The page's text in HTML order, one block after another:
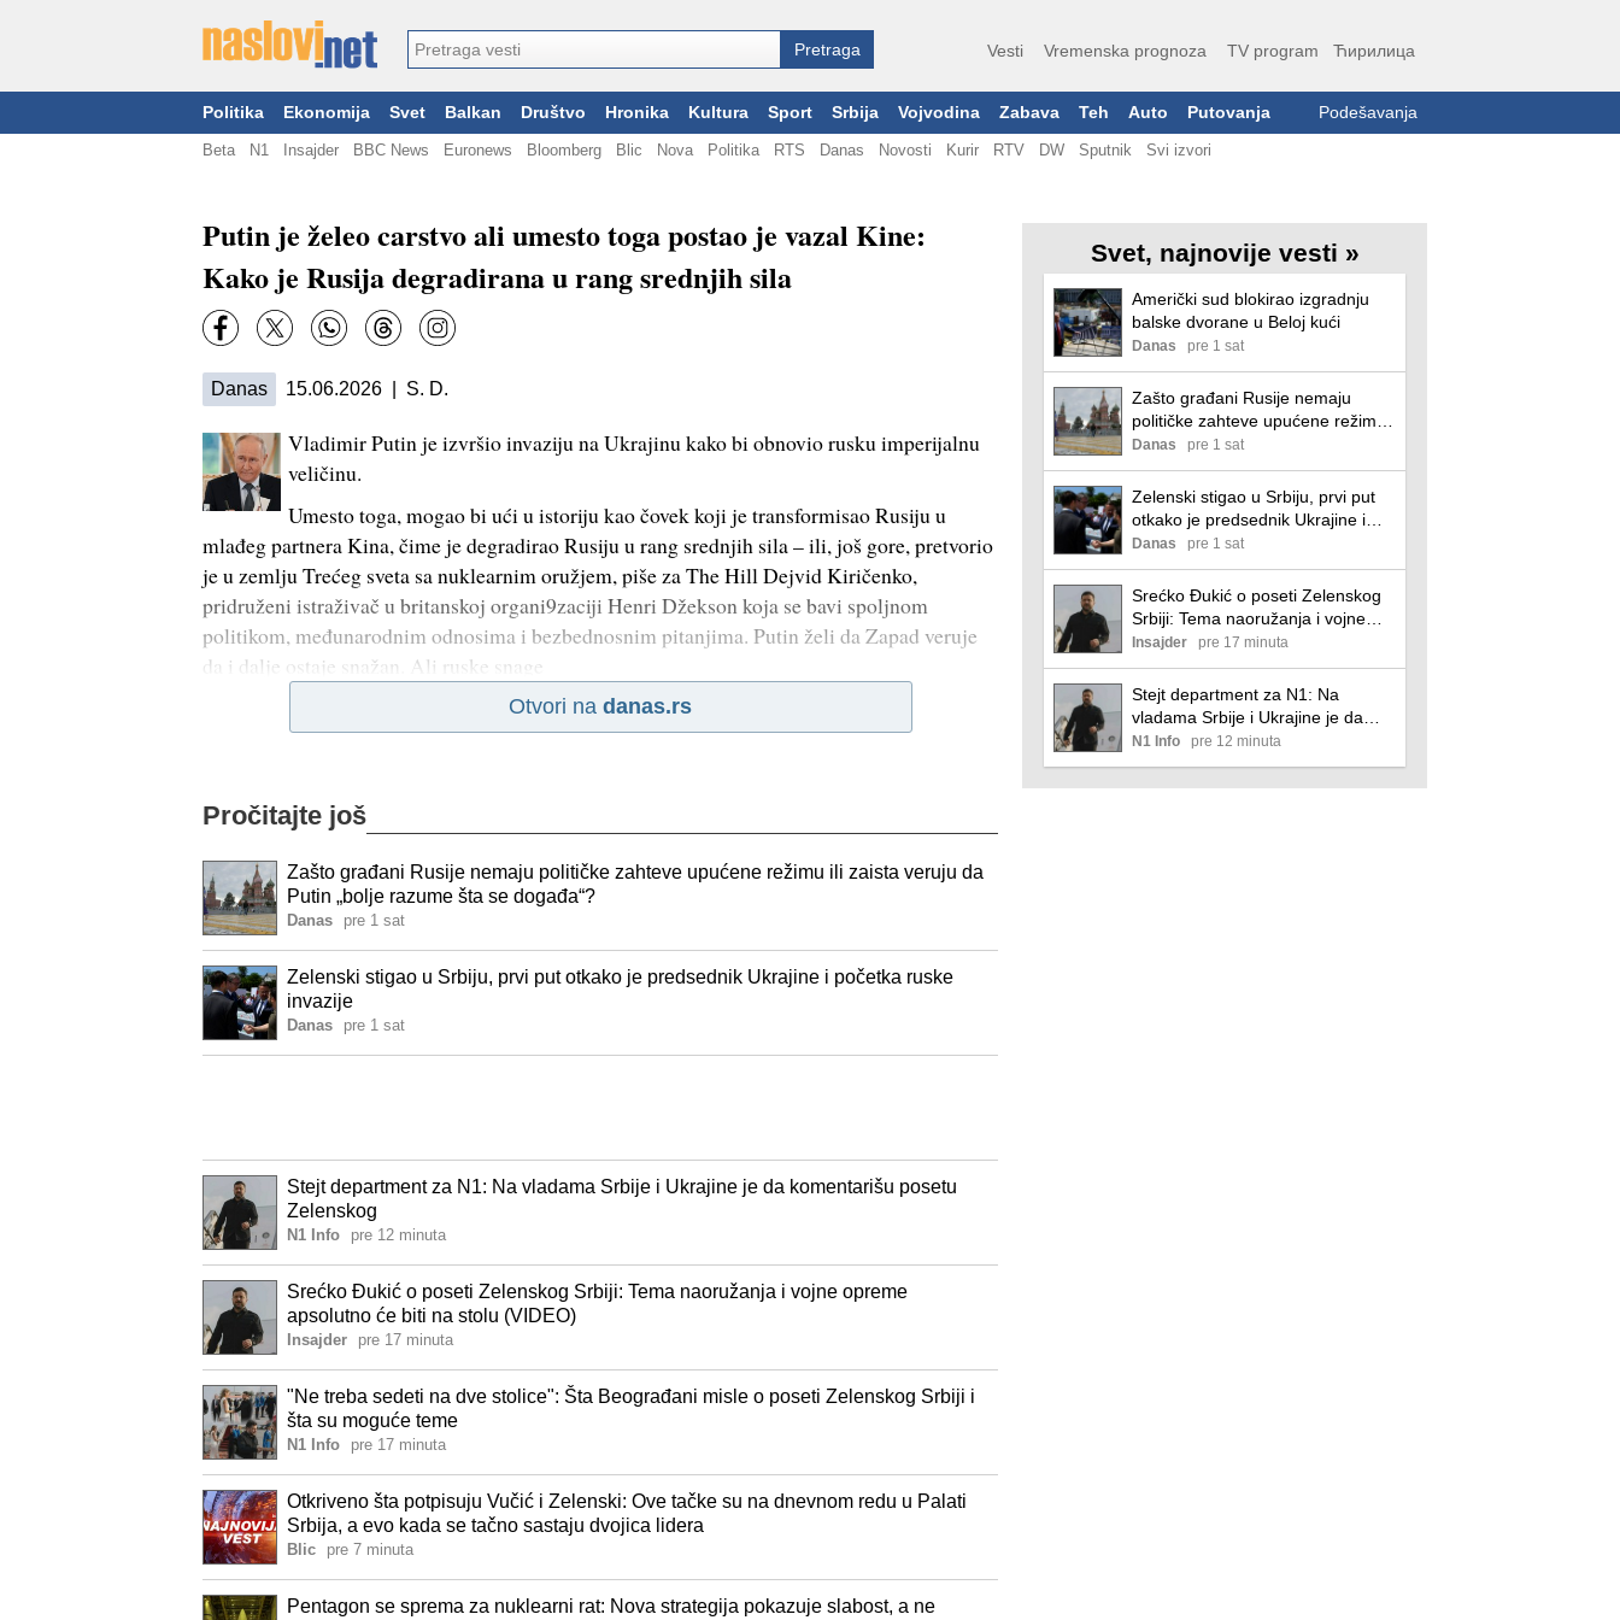
Vesti Vremenska prognoza TV program Ћирилица
Politika Ekonomija Svet Balkan Društvo Hronika Kultura Sport Srbija Vojvodina Zabava Teh Auto Putovanja Podešavanja
Beta N1 Insajder BBC News Euronews Bloomberg Blic Nova Politika RTS Danas Novosti Kurir RTV DW Sputnik Svi izvori
Putin je želeo carstvo ali umesto toga postao je vazal Kine:
Kako je Rusija degradirana u rang srednjih sila
Danas 15.06.2026 | S. D.
Vladimir Putin je izvršio invaziju na Ukrajinu kako bi obnovio rusku imperijalnu
veličinu.
Umesto toga, mogao bi ući u istoriju kao čovek koji je transformisao Rusiju u
mlađeg partnera Kina, čime je degradirao Rusiju u rang srednjih sila – ili, još gore, pretvorio
je u zemlju Trećeg sveta sa nuklearnim oružjem, piše za The Hill Dejvid Kiričenko,
pridruženi istraživač u britanskoj organi9zaciji Henri Džekson koja se bavi spoljnom
politikom, međunarodnim odnosima i bezbednosnim pitanjima. Putin želi da Zapad veruje
da i dalje ostaje snažan. Ali ruske snage
Otvori na danas.rs
Pročitajte još
Zašto građani Rusije nemaju političke zahteve upućene režimu ili zaista veruju da
Putin „bolje razume šta se događa“?
Danas pre 1 sat
Zelenski stigao u Srbiju, prvi put otkako je predsednik Ukrajine i početka ruske
invazije
Danas pre 1 sat
Stejt department za N1: Na vladama Srbije i Ukrajine je da komentarišu posetu
Zelenskog
N1 Info pre 12 minuta
Srećko Đukić o poseti Zelenskog Srbiji: Tema naoružanja i vojne opreme
apsolutno će biti na stolu (VIDEO)
Insajder pre 17 minuta
"Ne treba sedeti na dve stolice": Šta Beograđani misle o poseti Zelenskog Srbiji i
šta su moguće teme
N1 Info pre 17 minuta
Otkriveno šta potpisuju Vučić i Zelenski: Ove tačke su na dnevnom redu u Palati
Srbija, a evo kada se tačno sastaju dvojica lidera
Blic pre 7 minuta
Pentagon se sprema za nuklearni rat: Nova strategija pokazuje slabost, a ne
Svet, najnovije vesti »
Američki sud blokirao izgradnju
balske dvorane u Beloj kući
Danas pre 1 sat
Zašto građani Rusije nemaju
političke zahteve upućene režimu
ili zaista veruju da Putin „bolje
razume šta se događa“?
Danas pre 1 sat
Zelenski stigao u Srbiju, prvi put
otkako je predsednik Ukrajine i
početka ruske invazije
Danas pre 1 sat
Srećko Đukić o poseti Zelenskog
Srbiji: Tema naoružanja i vojne
opreme apsolutno će biti na stolu
(VIDEO)
Insajder pre 17 minuta
Stejt department za N1: Na
vladama Srbije i Ukrajine je da
komentarišu posetu Zelenskog
N1 Info pre 12 minuta